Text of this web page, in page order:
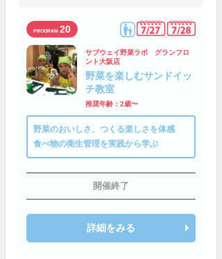
20
サブウェイ野菜ラボ グランフロ
ント大阪店
野菜を楽しむサンドイッ
チ教室
推奨年齢：2歳〜
野菜のおいしさ、つくる楽しさを体感
食べ物の衛生管理を実践から学ぶ
開催終了
詳細をみる